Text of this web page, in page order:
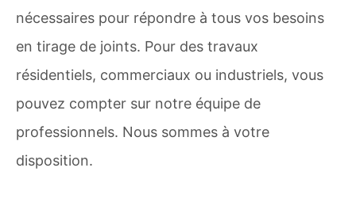
nécessaires pour répondre à tous vos besoins
en tirage de joints. Pour des travaux
résidentiels, commerciaux ou industriels, vous
pouvez compter sur notre équipe de
professionnels. Nous sommes à votre
disposition.